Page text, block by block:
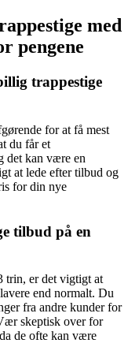
med
pengene
trappestige
for at få mest
du får et
det kan være en
at lede efter tilbud og
for din nye
tilbud på en
trin, er det vigtigt at
end normalt. Du
fra andre kunder for
skeptisk over for
de ofte kan være